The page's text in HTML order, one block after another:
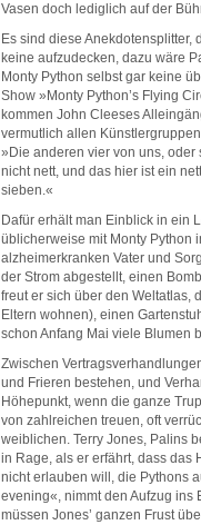
Vasen doch lediglich auf der
Es sind diese
keine aufzudecken, dazu wäre
Monty Python selbst gar keine
Show »Monty Python’s Flying
kommen John Cleeses
vermutlich allen
»Die anderen vier von uns,
nicht nett, und das hier ist ein
sieben.«
Dafür erhält man Einblick in ein
üblicherweise mit Monty Python
alzheimerkranken Vater und
der Strom abgestellt, einen
freut er sich über den Weltatlas,
Eltern wohnen), einen
schon Anfang Mai viele Blumen
Zwischen
und Frieren bestehen, und
Höhepunkt, wenn die ganze
von zahlreichen treuen, oft
weiblichen. Terry Jones, Palins
in Rage, als er erfährt, dass das
nicht erlauben will, die Pythons
evening«, nimmt den Aufzug ins
müssen Jones’ ganzen Frust